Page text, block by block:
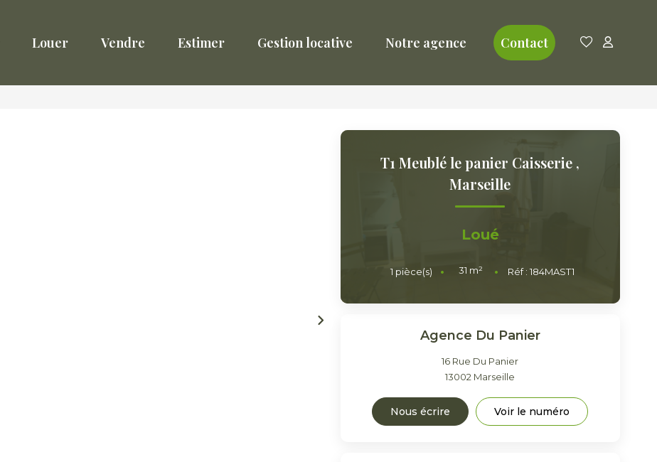
Louer Vendre Estimer Gestion locative Notre agence Contact
T1 Meublé le panier Caisserie ,
Marseille
Loué
1 pièce(s) 31 m² Réf : 184MAST1
Agence Du Panier
16 Rue Du Panier
13002 Marseille
Nous écrire Voir le numéro